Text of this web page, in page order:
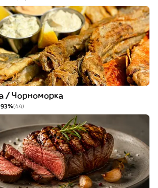
/ Чорноморка
93%(44)